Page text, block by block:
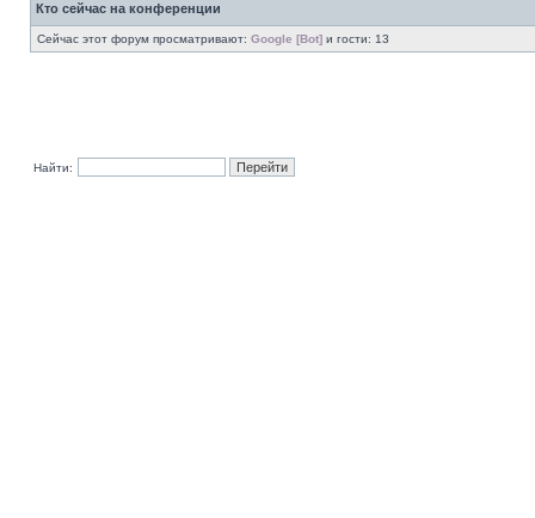
Кто сейчас на конференции
Сейчас этот форум просматривают: Google [Bot] и гости: 13
Найти: